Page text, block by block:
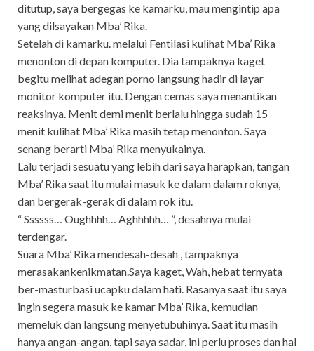
ditutup, saya bergegas ke kamarku, mau mengintip apa
yang dilsayakan Mba’ Rika.
Setelah di kamarku. melalui Fentilasi kulihat Mba’ Rika
menonton di depan komputer. Dia tampaknya kaget
begitu melihat adegan porno langsung hadir di layar
monitor komputer itu. Dengan cemas saya menantikan
reaksinya. Menit demi menit berlalu hingga sudah 15
menit kulihat Mba’ Rika masih tetap menonton. Saya
senang berarti Mba’ Rika menyukainya.
Lalu terjadi sesuatu yang lebih dari saya harapkan, tangan
Mba’ Rika saat itu mulai masuk ke dalam dalam roknya,
dan bergerak-gerak di dalam rok itu.
“ Ssssss… Oughhhh… Aghhhhh… ”, desahnya mulai
terdengar.
Suara Mba’ Rika mendesah-desah , tampaknya
merasakankenikmatan.Saya kaget, Wah, hebat ternyata
ber-masturbasi ucapku dalam hati. Rasanya saat itu saya
ingin segera masuk ke kamar Mba’ Rika, kemudian
memeluk dan langsung menyetubuhinya. Saat itu masih
hanya angan-angan, tapi saya sadar, ini perlu proses dan hal